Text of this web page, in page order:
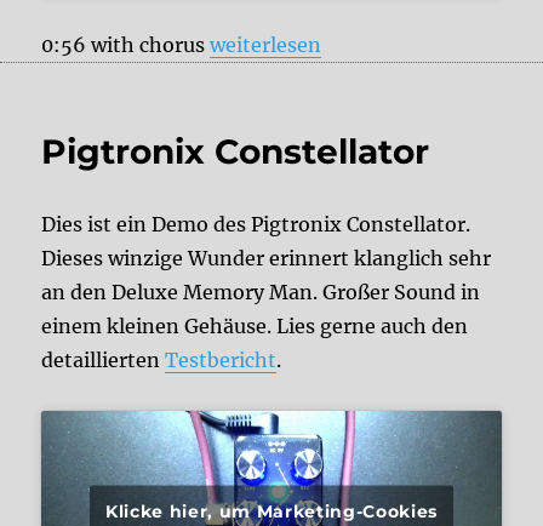
0:56 with chorus„Pigtronix Constellator vs.
weiterlesen
Pigtronix Constellator
Dies ist ein Demo des Pigtronix Constellator.
Dieses winzige Wunder erinnert klanglich sehr
an den Deluxe Memory Man. Großer Sound in
einem kleinen Gehäuse. Lies gerne auch den
detailliertenTestbericht.
Klicke hier, um Marketing-Cookies